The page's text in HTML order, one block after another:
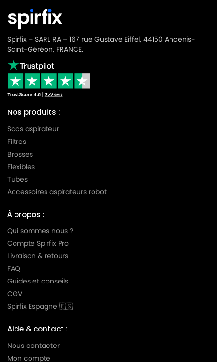
LG-
GOLDSTAR
LG-
GOLDSTAR
LG-GOLDSTAR TURBO 3300 R
LG-
GOLDSTAR
LG-GOLDSTAR TURBO 3400
GOLDSTAR
LG-
GOLDSTAR
LG-
GOLDSTAR
LG-
LG-GOLDSTAR TURBO V 3300 DE
LG-
GOLDSTAR
LG-
GOLDSTAR
LG-GOLDSTAR TURBO V 3310 DE
LG-
GOLDSTAR
LG-GOLDSTAR TURBO V 3310 TD
LG-
LG-GOLDSTAR TURBO X (Série)
LG-
GOLDSTAR
Spirfix – SARL RA – 167 rue Gustave Eiffel, 44150 Ancenis-
Saint-Géréon, FRANCE.
Nos produits :
Sacs aspirateur
Filtres
Brosses
Flexibles
Tubes
Accessoires aspirateurs robot
À propos :
Qui sommes nous ?
Compte Spirfix Pro
Livraison & retours
FAQ
Guides et conseils
CGV
Spirfix Espagne 🇪🇸
Aide & contact :
Nous contacter
Mon compte